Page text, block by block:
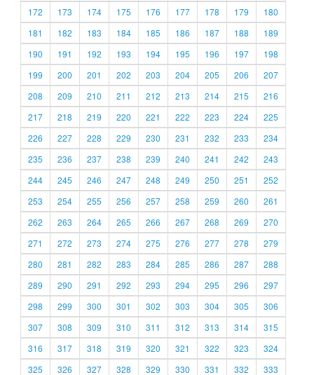
172
173 174 175 176 177 178 179
180
181
182 183 184 185 186 187 188
189
190
191 192 193 194 195 196 197
198
199
200 201 202 203 204 205 206
207
208
209 210 211 212 213 214 215
216
217
218 219 220 221 222 223 224
225
226
227 228 229 230 231 232 233
234
235
236 237 238 239 240 241 242
243
244
245 246 247 248 249 250 251
252
253
254 255 256 257 258 259 260
261
262
263 264 265 266 267 268 269
270
271
272 273 274 275 276 277 278
279
280
281 282 283 284 285 286 287
288
289
290 291 292 293 294 295 296
297
298
299 300 301 302 303 304 305
306
307
308 309 310 311 312 313 314
315
316
317 318 319 320 321 322 323
324
325
326 327 328 329 330 331 332 333